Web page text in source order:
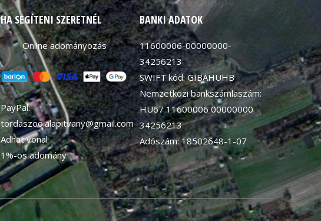
HA SEGÍTENI SZERETNÉL
Online adományozás
PayPal:
tordaszoo.alapitvany@gmail.com
Adhat vonal
1%-os adomány
BANKI ADATOK
11600006-00000000-
34256213
SWIFT kód: GIBAHUHB
Nemzetközi bankszámlaszám:
HU67 11600006 00000000
34256213
Adószám: 18502648-1-07